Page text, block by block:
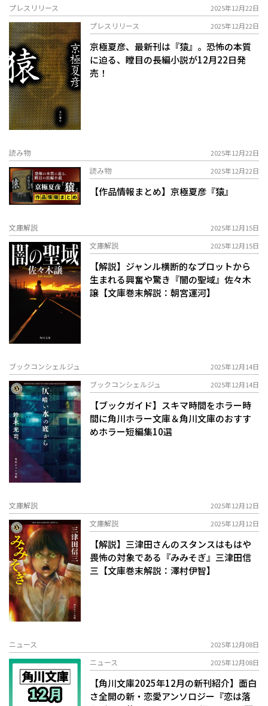
プレスリリース 2025年12月22日
プレスリリース 2025年12月22日
京極夏彦、最新刊は『猿』。恐怖の本質
に迫る、瞠目の長編小説が12月22日発
売！
読み物 2025年12月22日
読み物 2025年12月22日
【作品情報まとめ】京極夏彦『猿』
文庫解説 2025年12月15日
文庫解説 2025年12月15日
【解説】ジャンル横断的なプロットから
生まれる興奮や驚き――『闇の聖域』佐々木
譲【文庫巻末解説：朝宮運河】
ブックコンシェルジュ 2025年12月14日
ブックコンシェルジュ 2025年12月14日
【ブックガイド】スキマ時間をホラー時
間に――角川ホラー文庫＆角川文庫のおすす
めホラー短編集10選
文庫解説 2025年12月12日
文庫解説 2025年12月12日
【解説】三津田さんのスタンスはもはや
畏怖の対象である――『みみそぎ』三津田信
三【文庫巻末解説：澤村伊智】
ニュース 2025年12月08日
ニュース 2025年12月08日
【角川文庫2025年12月の新刊紹介】面白
さ全開の新・恋愛アンソロジー『恋は落